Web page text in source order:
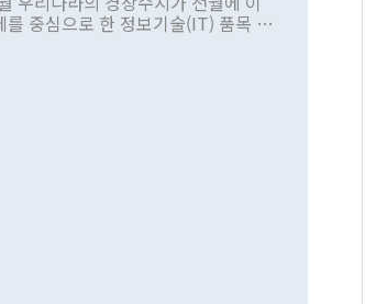
을 표명한 것은 이례적이다. 정 장
해야 한다는 목소리도 높아지고 있
간 선(先)비핵화만 되뇌는 것은
최선을 다할 것"이라고 말했다. 하
중심으로 한 정보기술(IT) 품목 수
어섰다. 상품수입은 644억8000만
는 282.7% 증가했다. IT 품목
▲석유제품(47.5%) ▲화공품